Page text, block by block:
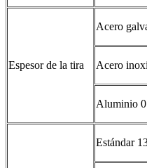
Espesor de la tira
Acero
Acero
Aluminio
Estándar